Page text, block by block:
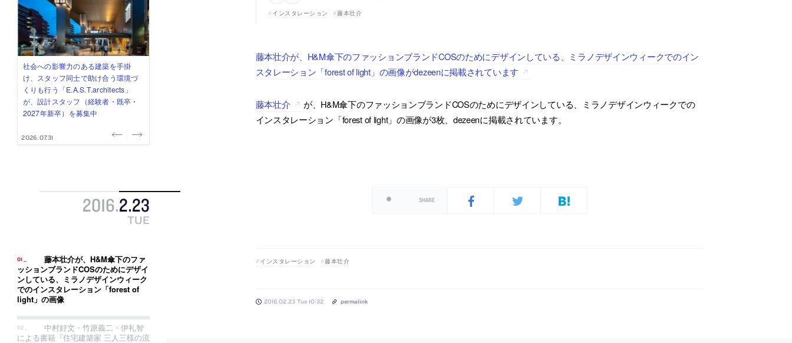
佐々木慧が主宰する「axonometric株
式会社」が、設計スタッフ（経験
者・既卒・2027年新卒）を募集中
2026.08.07
古民家を軸に全国で“価値循環の仕組
み”を作り、リモートワーク主体の働
き方を実践する「株式会社つぎと」
が、設計スタッフ（経験者・既卒）
を募集中
2026.08.03
リノベる株式会社が、設計パートナ
ー (業務委託) を募集中
2026.08.03
社会への影響力のある建築を手掛
け、スタッフ同士で助け合う環境づ
くりも行う「E.A.S.T.architects」
が、設計スタッフ（経験者・既卒・
2027年新卒）を募集中
2026.07.31
代官山を拠点に活動する「梅澤竜也 /
ALA INC.」が、設計スタッフ・アル
バイト・事務職を募集中
2026.07.30
2016.2.23
TUE
藤本壮介が、H&M傘下のファ
ッションブランドCOSのためにデザイ
ンしている、ミラノデザインウィーク
でのインスタレーション「forest of
light」の画像
中村好文・竹原義二・伊礼智
による書籍『住宅建築家 三人三様の流
インスタレーション 藤本壮介
藤本壮介が、H&M傘下のファッションブランドCOSのためにデザインしている、ミラノデザインウィークでのイン
スタレーション「forest of light」の画像がdezeenに掲載されています
藤本壮介
が、H&M傘下のファッションブランドCOSのためにデザインしている、ミラノデザインウィークでの
インスタレーション「forest of light」の画像が3枚、dezeenに掲載されています。
SHARE
インスタレーション 藤本壮介
2016.02.23 Tue 10:32 permalink